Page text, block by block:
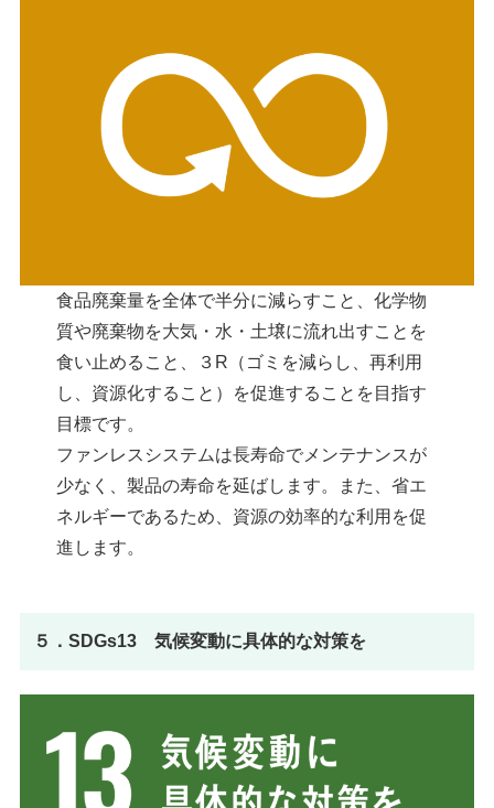
食品廃棄量を全体で半分に減らすこと、化学物
質や廃棄物を大気・水・土壌に流れ出すことを
食い止めること、３R（ゴミを減らし、再利用
し、資源化すること）を促進することを目指す
目標です。
ファンレスシステムは長寿命でメンテナンスが
少なく、製品の寿命を延ばします。また、省エ
ネルギーであるため、資源の効率的な利用を促
進します。
５．SDGs13 気候変動に具体的な対策を